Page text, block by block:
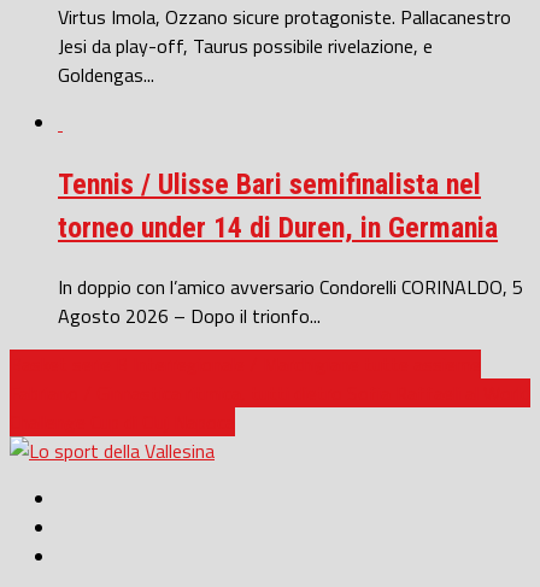
Virtus Imola, Ozzano sicure protagoniste. Pallacanestro
Jesi da play-off, Taurus possibile rivelazione, e
Goldengas...
Tennis / Ulisse Bari semifinalista nel
torneo under 14 di Duren, in Germania
In doppio con l’amico avversario Condorelli CORINALDO, 5
Agosto 2026 – Dopo il trionfo...